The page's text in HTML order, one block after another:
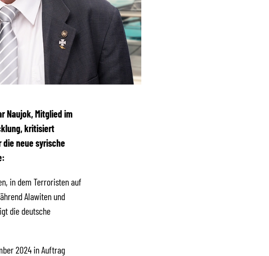
Naujok, Mitglied im
kritisiert
die neue syrische
in dem Terroristen auf
Alawiten und
die deutsche
2024 in Auftrag